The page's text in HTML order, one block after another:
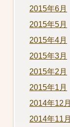
2015年6月
2015年5月
2015年4月
2015年3月
2015年2月
2015年1月
2014年12月
2014年11月